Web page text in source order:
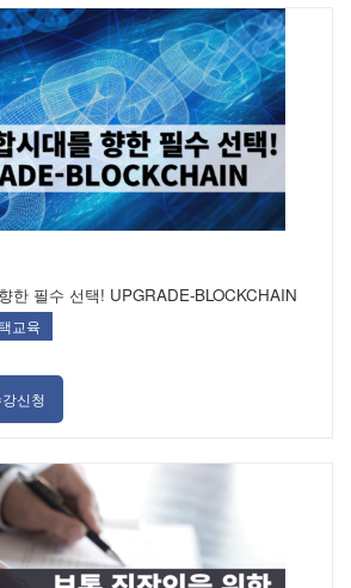
한 필수 선택! UPGRADE-BLOCKCHAIN
교육
신청